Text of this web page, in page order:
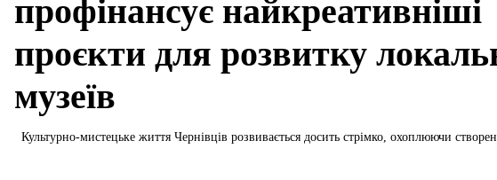
профінансує найкреативніші
проєкти для розвитку
музеїв
Культурно-мистецьке життя Чернівців розвивається досить стрімко, охоплюючи